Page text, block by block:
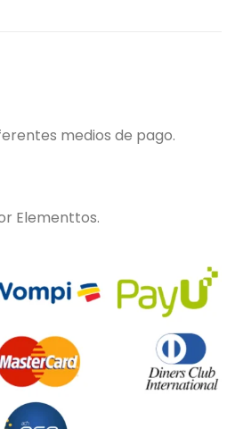
medios de pago.
Elementtos.